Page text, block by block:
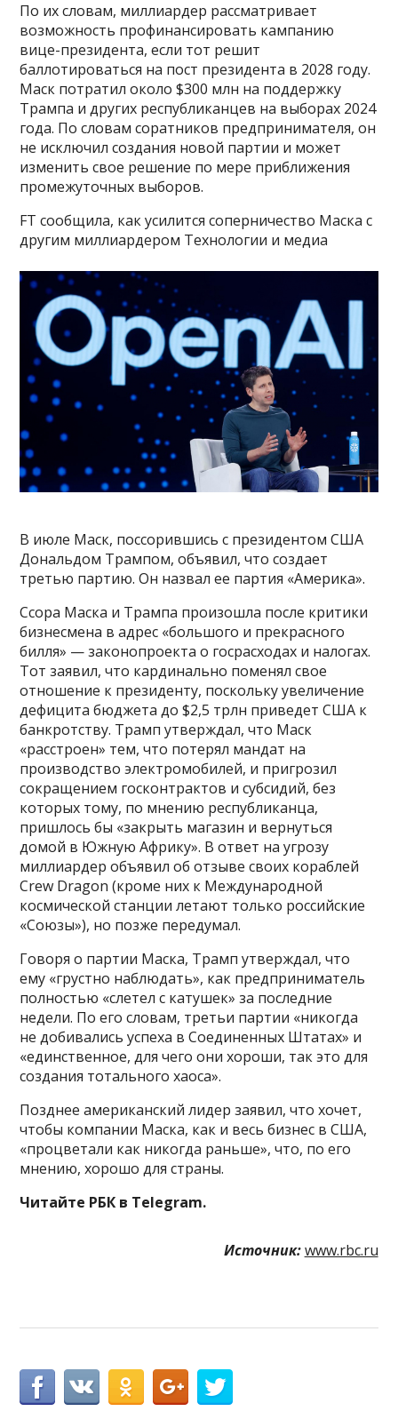
По их словам, миллиардер рассматривает
возможность профинансировать кампанию
вице-президента, если тот решит
баллотироваться на пост президента в 2028 году.
Маск потратил около $300 млн на поддержку
Трампа и других республиканцев на выборах 2024
года. По словам соратников предпринимателя, он
не исключил создания новой партии и может
изменить свое решение по мере приближения
промежуточных выборов.
FT сообщила, как усилится соперничество Маска с
другим миллиардером Технологии и медиа
В июле Маск, поссорившись с президентом США
Дональдом Трампом, объявил, что создает
третью партию. Он назвал ее партия «Америка».
Ссора Маска и Трампа произошла после критики
бизнесмена в адрес «большого и прекрасного
билля» — законопроекта о госрасходах и налогах.
Тот заявил, что кардинально поменял свое
отношение к президенту, поскольку увеличение
дефицита бюджета до $2,5 трлн приведет США к
банкротству. Трамп утверждал, что Маск
«расстроен» тем, что потерял мандат на
производство электромобилей, и пригрозил
сокращением госконтрактов и субсидий, без
которых тому, по мнению республиканца,
пришлось бы «закрыть магазин и вернуться
домой в Южную Африку». В ответ на угрозу
миллиардер объявил об отзыве своих кораблей
Crew Dragon (кроме них к Международной
космической станции летают только российские
«Союзы»), но позже передумал.
Говоря о партии Маска, Трамп утверждал, что
ему «грустно наблюдать», как предприниматель
полностью «слетел с катушек» за последние
недели. По его словам, третьи партии «никогда
не добивались успеха в Соединенных Штатах» и
«единственное, для чего они хороши, так это для
создания тотального хаоса».
Позднее американский лидер заявил, что хочет,
чтобы компании Маска, как и весь бизнес в США,
«процветали как никогда раньше», что, по его
мнению, хорошо для страны.
Читайте РБК в Telegram.
Источник: www.rbc.ru